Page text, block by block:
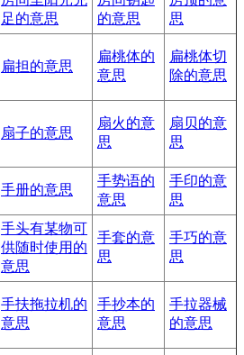
足的意思
的意思
思
扁担的意思
扁桃体的
意思
扁桃体切
除的意思
扇子的意思
扇火的意
思
扇贝的意
思
手册的意思
手势语的
意思
手印的意
思
手头有某物可
供随时使用的
意思
手套的意
思
手巧的意
思
手扶拖拉机的
意思
手抄本的
意思
手拉器械
的意思